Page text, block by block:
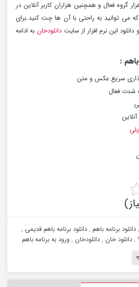
می برند.بیش از ۷ هزار گروه فعال و همچنین هزاران کاربر آنلاین در
که می توانید به راحتی با آن ها چت کنید.برای
این نرم افزار از سایت دانلودخانبه ادامه
:
سریع عکس و متن
شدت فعال
,دانلود برنامه باهم ,دانلود برنامه باهم قدیمی ,
,دانلود خان ,دانلودخان ,ورود به برنامه باهم